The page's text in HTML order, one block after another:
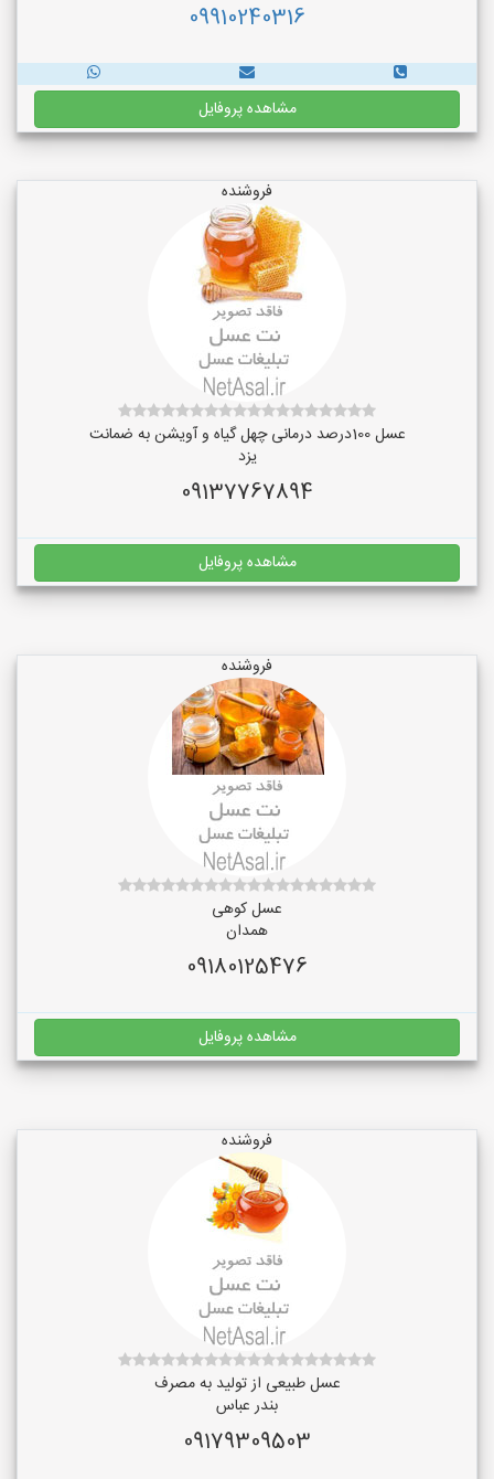
09910240316
مشاهده پروفایل
فروشنده
عسل 100درصد درمانی چهل گیاه و آویشن به ضمانت
یزد
09137767894
مشاهده پروفایل
فروشنده
عسل کوهی
همدان
09180125476
مشاهده پروفایل
فروشنده
عسل طبیعی از تولید به مصرف
بندر عباس
09179309503